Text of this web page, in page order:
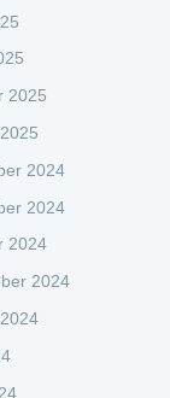
2025
2024
2024
2024
2024